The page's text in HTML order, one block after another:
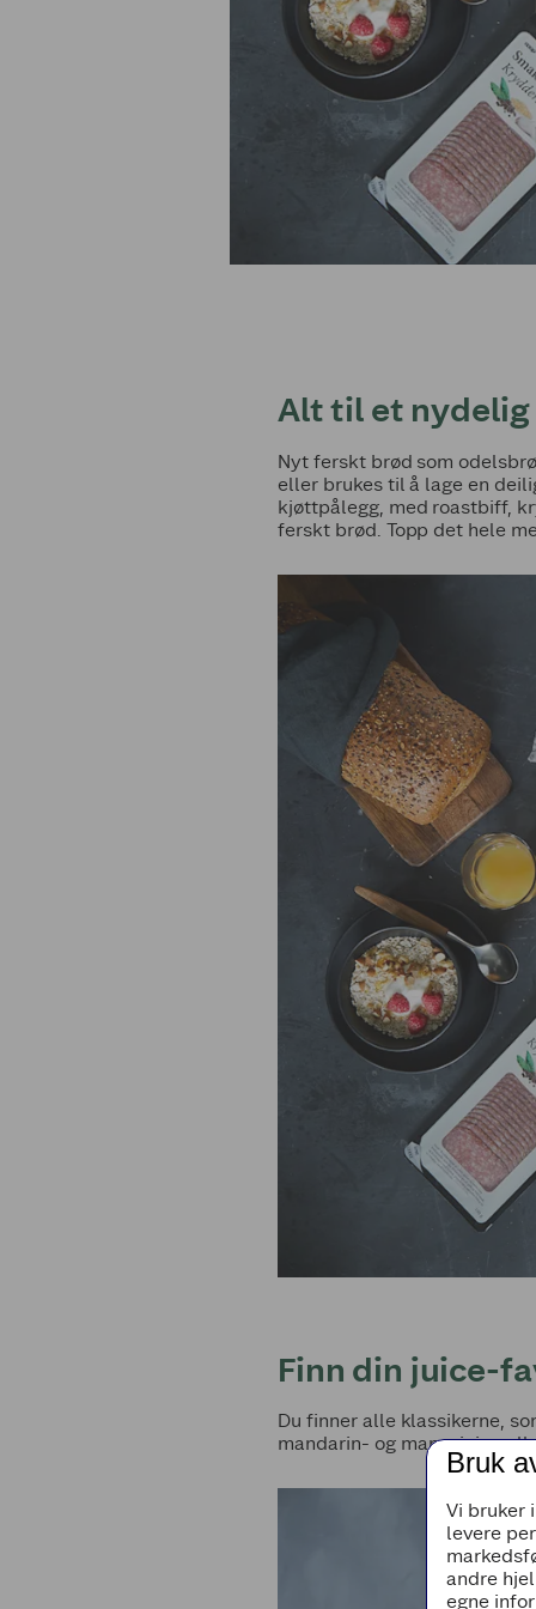
Alt til et
Nyt ferskt brød som
eller brukes til å lage en
kjøttpålegg, med roastbiff,
ferskt brød. Topp det hele
Finn din juice-
Du finner alle klassikerne,
mandarin- og mangojuice
Bruk
Vi bruker
levere
andre
egne